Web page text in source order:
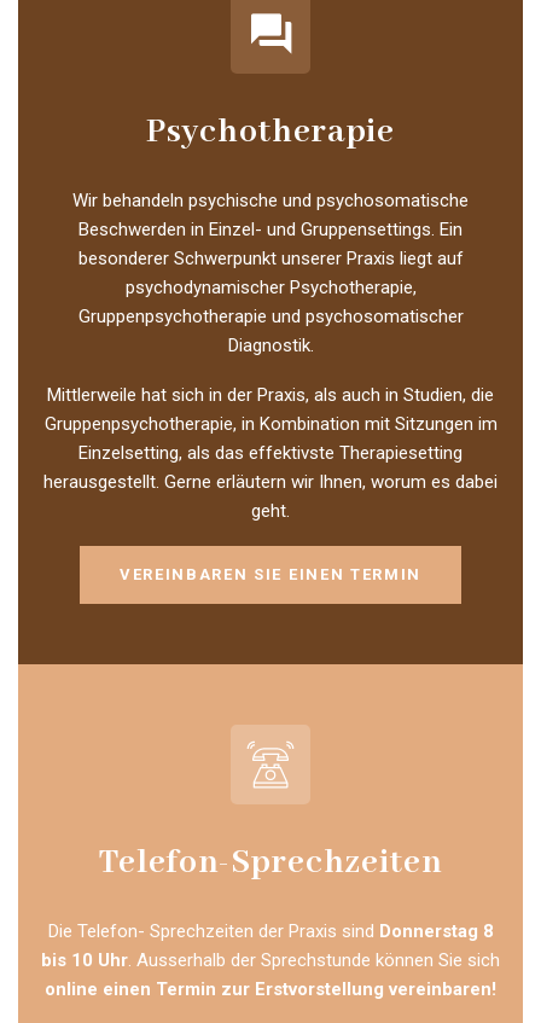
Psychotherapie
Wir behandeln psychische und psychosomatische
Beschwerden in Einzel- und Gruppensettings. Ein
besonderer Schwerpunkt unserer Praxis liegt auf
psychodynamischer Psychotherapie,
Gruppenpsychotherapie und psychosomatischer
Diagnostik.
Mittlerweile hat sich in der Praxis, als auch in Studien, die
Gruppenpsychotherapie, in Kombination mit Sitzungen im
Einzelsetting, als das effektivste Therapiesetting
herausgestellt. Gerne erläutern wir Ihnen, worum es dabei
geht.
VEREINBAREN SIE EINEN TERMIN
Telefon-Sprechzeiten
Die Telefon- Sprechzeiten der Praxis sind Donnerstag 8
bis 10 Uhr. Ausserhalb der Sprechstunde können Sie sich
online einen Termin zur Erstvorstellung vereinbaren!